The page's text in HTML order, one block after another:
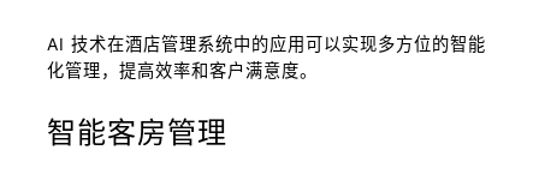
AI 技术在酒店管理系统中的应用可以实现多方位的智能
化管理，提高效率和客户满意度。
智能客房管理